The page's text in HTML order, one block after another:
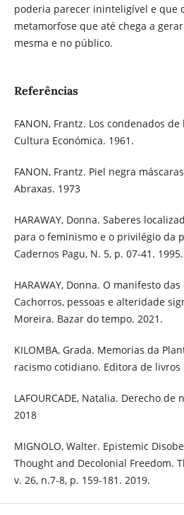
poderia parecer ininteligível e que
metamorfose que até chega a
mesma e no público.
Referências
FANON, Frantz. Los condenados
Cultura Económica. 1961.
FANON, Frantz. Piel negra
Abraxas. 1973
HARAWAY, Donna. Saberes
para o feminismo e o privilégio da
Cadernos Pagu, N. 5, p. 07-41. 1995.
HARAWAY, Donna. O manifesto
Cachorros, pessoas e alteridade
Moreira. Bazar do tempo. 2021.
KILOMBA, Grada. Memorias da
racismo cotidiano. Editora de livros
LAFOURCADE, Natalia. Derecho
2018
MIGNOLO, Walter. Epistemic
Thought and Decolonial Freedom.
v. 26, n.7-8, p. 159-181. 2019.